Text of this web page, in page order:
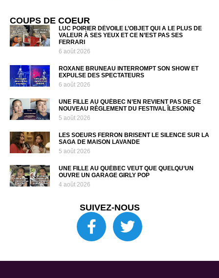
COUPS DE COEUR
LUC POIRIER DÉVOILE L’OBJET QUI A LE PLUS DE
VALEUR À SES YEUX ET CE N’EST PAS SES
FERRARI
6 août 2026
ROXANE BRUNEAU INTERROMPT SON SHOW ET
EXPULSE DES SPECTATEURS
6 août 2026
UNE FILLE AU QUÉBEC N’EN REVIENT PAS DE CE
NOUVEAU RÈGLEMENT DU FESTIVAL ÎLESONIQ
5 août 2026
LES SOEURS FERRON BRISENT LE SILENCE SUR LA
SAGA DE MAISON LAVANDE
5 août 2026
UNE FILLE AU QUÉBEC VEUT QUE QUELQU’UN
OUVRE UN GARAGE GIRLY POP
4 août 2026
SUIVEZ-NOUS